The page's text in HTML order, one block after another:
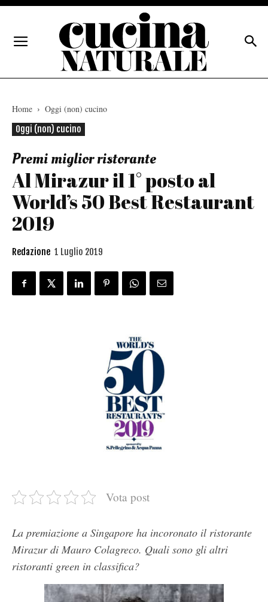
Home
Oggi (non) cucino
Oggi (non) cucino
Premi miglior ristorante
Al Mirazur il 1° posto al
World’s 50 Best Restaurant
2019
Redazione 1 Luglio 2019
Vota post
La premiazione a Singapore ha incoronato il ristorante
Mirazur di Mauro Colagreco. Quali sono gli altri
ristoranti green in classifica?